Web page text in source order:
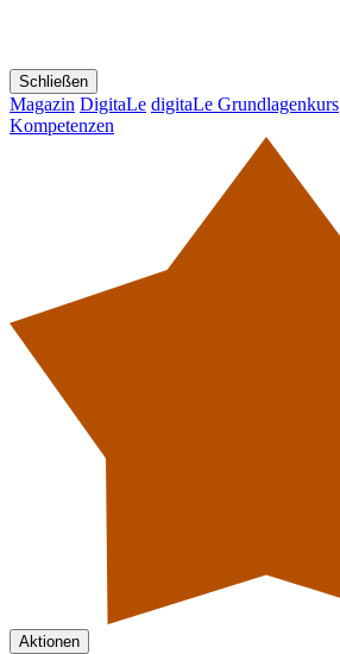
Schließen
Magazin DigitaLe digitaLe Grundlagenkurs
Kompetenzen
Aktionen